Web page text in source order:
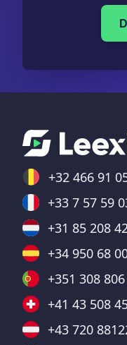
+32 466 91
+33 7 57 59
+31 85 208
+34 950 68
+351 308
+41 43 508
+43 720